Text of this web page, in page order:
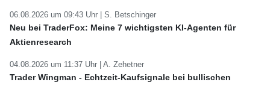
06.08.2026 um 09:43 Uhr | S. Betschinger
Neu bei TraderFox: Meine 7 wichtigsten KI-Agenten für
Aktienresearch
04.08.2026 um 11:37 Uhr | A. Zehetner
Trader Wingman - Echtzeit-Kaufsignale bei bullischen